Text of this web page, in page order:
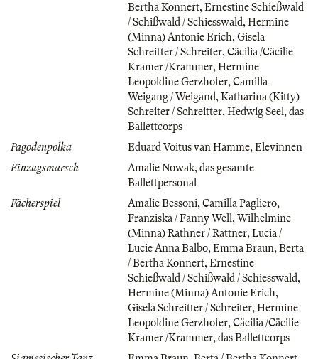
Bertha Konnert, Ernestine Schießwald
/ Schißwald / Schiesswald, Hermine
(Minna) Antonie Erich, Gisela
Schreitter / Schreiter, Cäcilia /Cäcilie
Kramer /Krammer, Hermine
Leopoldine Gerzhofer, Camilla
Weigang / Weigand, Katharina (Kitty)
Schreiter / Schreitter, Hedwig Seel , das
Ballettcorps
Pagodenpolka
Eduard Voitus van Hamme, Elevinnen
Einzugsmarsch
Amalie Nowak, das gesamte
Ballettpersonal
Fächerspiel
Amalie Bessoni, Camilla Pagliero,
Franziska / Fanny Well , Wilhelmine
(Minna) Rathner / Rattner, Lucia /
Lucie Anna Balbo, Emma Braun, Berta
/ Bertha Konnert, Ernestine
Schießwald / Schißwald / Schiesswald,
Hermine (Minna) Antonie Erich,
Gisela Schreitter / Schreiter, Hermine
Leopoldine Gerzhofer, Cäcilia /Cäcilie
Kramer /Krammer, das Ballettcorps